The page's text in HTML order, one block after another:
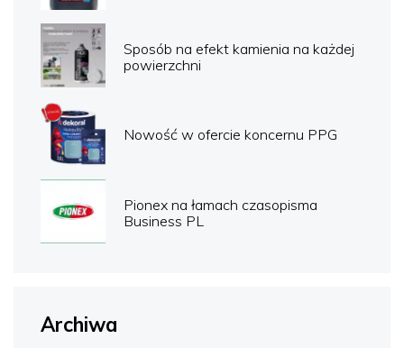
Sposób na efekt kamienia na każdej
powierzchni
Nowość w ofercie koncernu PPG
Pionex na łamach czasopisma
Business PL
Archiwa